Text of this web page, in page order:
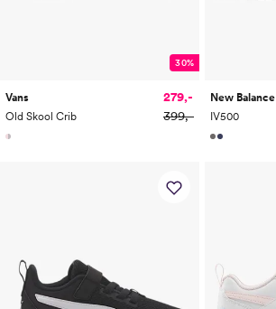
30%
Vans
Old Skool Crib
279,-
399,-
New Balance
IV500